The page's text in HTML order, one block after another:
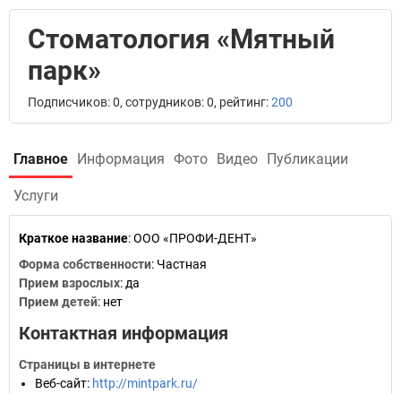
Стоматология «Мятный
парк»
Подписчиков: 0, сотрудников: 0, рейтинг:200
Главное Информация Фото Видео Публикации
Услуги
Краткое название:ООО «ПРОФИ-ДЕНТ»
Форма собственности: Частная
Прием взрослых: да
Прием детей: нет
Контактная информация
Страницы в интернете
Веб-сайт: http://mintpark.ru/